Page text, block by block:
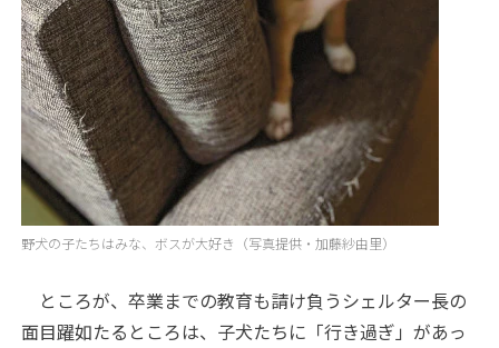
野犬の子たちはみな、ボスが大好き（写真提供・加藤紗由里）
ところが、卒業までの教育も請け負うシェルター長の
面目躍如たるところは、子犬たちに「行き過ぎ」があっ